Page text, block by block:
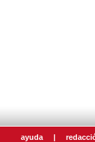
ayuda |